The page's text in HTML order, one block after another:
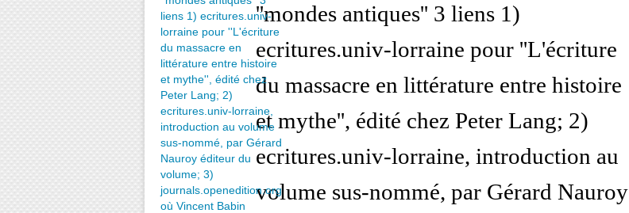
''mondes antiques'' 3 liens 1)
ecritures.univ-lorraine pour ''L'écriture
du massacre en littérature entre histoire
et mythe'', édité chez Peter Lang; 2)
ecritures.univ-lorraine, introduction au
volume sus-nommé, par Gérard Nauroy